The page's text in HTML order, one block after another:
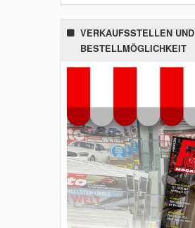
VERKAUFSSTELLEN UND
BESTELLMÖGLICHKEIT